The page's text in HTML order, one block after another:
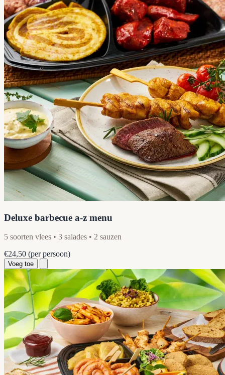
Deluxe barbecue a-z menu
5 soorten vlees • 3 salades • 2 sauzen
€24,50 (per persoon)
Voeg toe